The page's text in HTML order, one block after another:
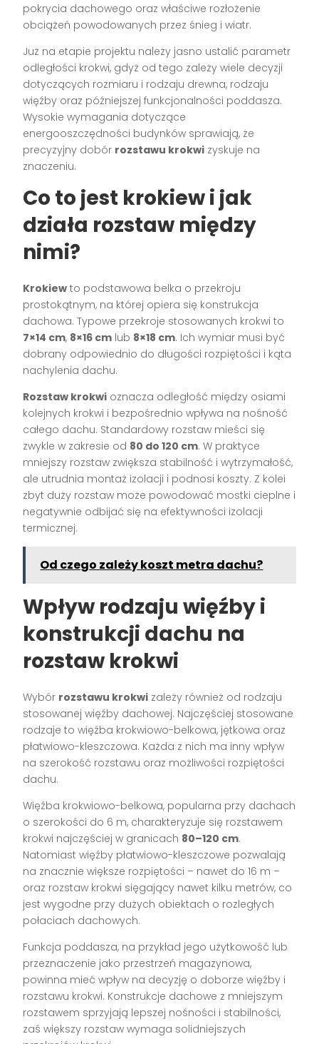
pokrycia dachowego oraz właściwe rozłożenie
obciążeń powodowanych przez śnieg i wiatr.
Już na etapie projektu należy jasno ustalić parametr
odległości krokwi, gdyż od tego zależy wiele decyzji
dotyczących rozmiaru i rodzaju drewna, rodzaju
więźby oraz późniejszej funkcjonalności poddasza.
Wysokie wymagania dotyczące
energooszczędności budynków sprawiają, że
precyzyjny dobór rozstawu krokwi zyskuje na
znaczeniu.
Co to jest krokiew i jak
działa rozstaw między
nimi?
Krokiew to podstawowa belka o przekroju
prostokątnym, na której opiera się konstrukcja
dachowa. Typowe przekroje stosowanych krokwi to
7×14 cm, 8×16 cm lub 8×18 cm. Ich wymiar musi być
dobrany odpowiednio do długości rozpiętości i kąta
nachylenia dachu.
Rozstaw krokwi oznacza odległość między osiami
kolejnych krokwi i bezpośrednio wpływa na nośność
całego dachu. Standardowy rozstaw mieści się
zwykle w zakresie od 80 do 120 cm. W praktyce
mniejszy rozstaw zwiększa stabilność i wytrzymałość,
ale utrudnia montaż izolacji i podnosi koszty. Z kolei
zbyt duży rozstaw może powodować mostki cieplne i
negatywnie odbijać się na efektywności izolacji
termicznej.
Od czego zależy koszt metra dachu?
Wpływ rodzaju więźby i
konstrukcji dachu na
rozstaw krokwi
Wybór rozstawu krokwi zależy również od rodzaju
stosowanej więźby dachowej. Najczęściej stosowane
rodzaje to więźba krokwiowo-belkowa, jętkowa oraz
płatwiowo-kleszczowa. Każda z nich ma inny wpływ
na szerokość rozstawu oraz możliwości rozpiętości
dachu.
Więźba krokwiowo-belkowa, popularna przy dachach
o szerokości do 6 m, charakteryzuje się rozstawem
krokwi najczęściej w granicach 80–120 cm.
Natomiast więźby płatwiowo-kleszczowe pozwalają
na znacznie większe rozpiętości – nawet do 16 m –
oraz rozstaw krokwi sięgający nawet kilku metrów, co
jest wygodne przy dużych obiektach o rozległych
połaciach dachowych.
Funkcja poddasza, na przykład jego użytkowość lub
przeznaczenie jako przestrzeń magazynowa,
powinna mieć wpływ na decyzję o doborze więźby i
rozstawu krokwi. Konstrukcje dachowe z mniejszym
rozstawem sprzyjają lepszej nośności i stabilności,
zaś większy rozstaw wymaga solidniejszych